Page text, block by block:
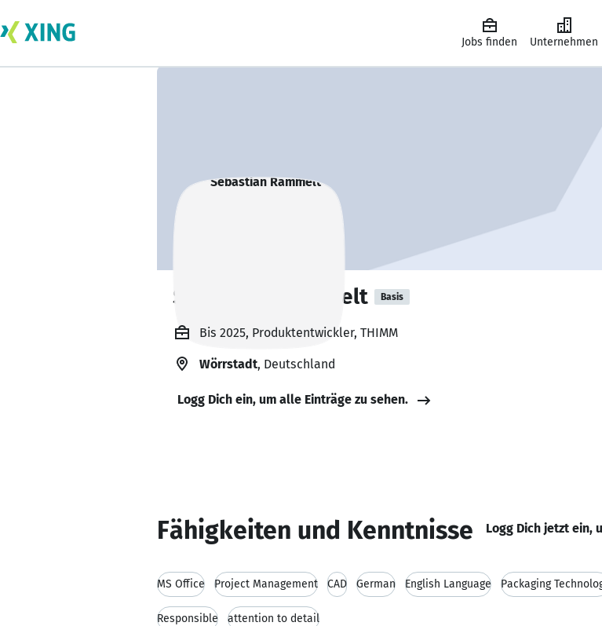
Jobs finden Unternehmen
Sebastian Rammelt Basis
Bis 2025, Produktentwickler, THIMM
Wörrstadt, Deutschland
Logg Dich ein, um alle Einträge zu sehen.
Fähigkeiten und Kenntnisse Logg Dich jetzt ein,
MS Office Project Management CAD German English Language Packaging
Responsible attention to detail